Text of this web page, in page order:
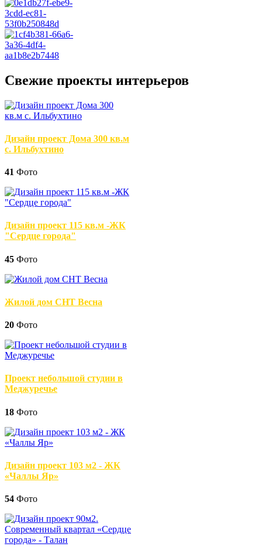
Свежие проекты интерьеров
Дизайн проект Дома 300 кв.м
с. Ильбухтино
41 Фото
Дизайн проект 115 кв.м -ЖК
"Сердце города"
45 Фото
Жилой дом СНТ Весна
20 Фото
Проект небольшой студии в
Меджуречье
18 Фото
Дизайн проект 103 м2 - ЖК
«Чаллы Яр»
54 Фото